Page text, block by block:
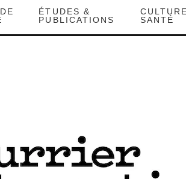
ÉTUDES &
PUBLICATIONS
SANTÉ